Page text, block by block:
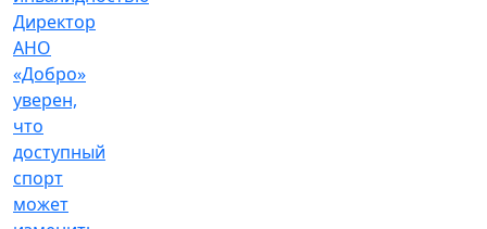
Директор
АНО
«Добро»
уверен,
что
доступный
спорт
может